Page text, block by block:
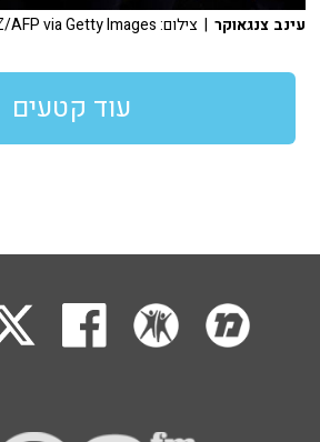
עינב צנגאוקר | צילום: JACK GUEZ/AFP via Getty Images
עוד קטעים